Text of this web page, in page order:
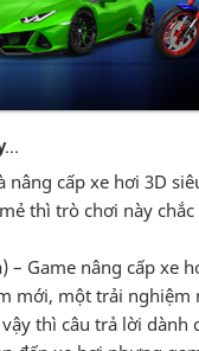
cấp xe hơi 3D
thì trò chơi này
– Game nâng cấp xe
mới, một trải
thì câu trả lời dành